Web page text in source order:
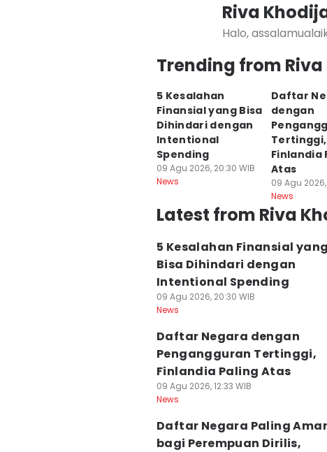
Riva
Halo,
Trending from
5 Kesalahan
Finansial yang Bisa
Dihindari dengan
Intentional
Spending
09 Agu 2026, 20:30 WIB
News
Daftar
dengan
Tertinggi,
Finlandia
Atas
09 Agu 2026,
News
Latest from Riva
5 Kesalahan Finansial yang
Bisa Dihindari dengan
Intentional Spending
09 Agu 2026, 20:30 WIB
News
Daftar Negara dengan
Pengangguran Tertinggi,
Finlandia Paling Atas
09 Agu 2026, 12:33 WIB
News
Daftar Negara Paling
bagi Perempuan Dirilis,